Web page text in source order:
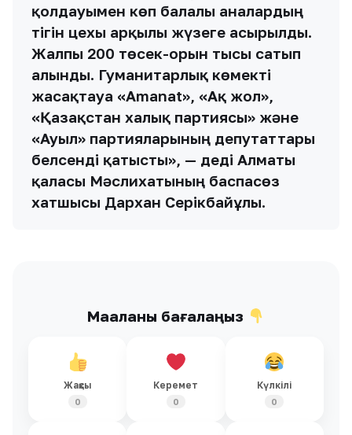
қолдауымен көп балалы аналардың
тігін цехы арқылы жүзеге асырылды.
Жалпы 200 төсек-орын тысы сатып
алынды. Гуманитарлық көмекті
жасақтауға «Amanat», «Ақ жол»,
«Қазақстан халық партиясы» және
«Ауыл» партияларының депутаттары
белсенді қатысты», — деді Алматы
қаласы Мәслихатының баспасөз
хатшысы Дархан Серікбайұлы.
Мақаланы бағалаңыз
Жақсы
0
Керемет
0
Күлкілі
0